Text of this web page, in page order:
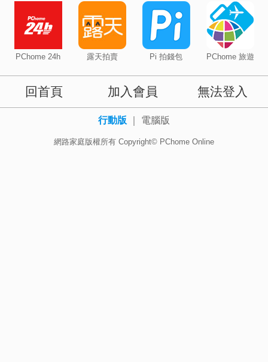
PChome 24h 露天拍賣 Pi 拍錢包 PChome 旅遊
回首頁 加入會員 無法登入
行動版 電腦版
網路家庭版權所有 Copyright© PChome Online